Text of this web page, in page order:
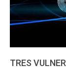
TRES